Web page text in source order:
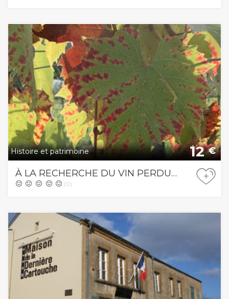
Histoire et patrimoine 12€
À LA RECHERCHE DU VIN PERDU…
(0)
+